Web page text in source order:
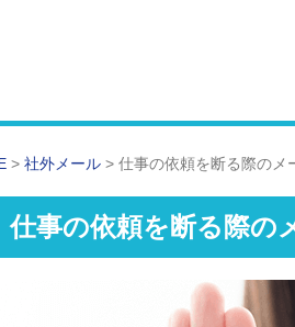
> 社外メール > 仕事の依頼を断る際のメ
仕事の依頼を断る際の